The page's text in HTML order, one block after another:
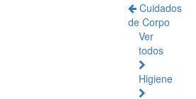
Cuidados
de Corpo
Ver
todos
Higiene